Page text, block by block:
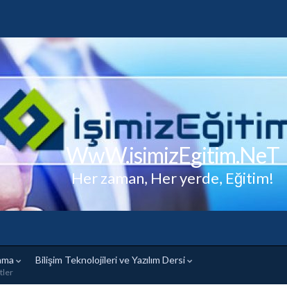
WwW.isimizEgitim.NeT
Her zaman, Her yerde, Eğitim!
Bilişim Teknolojileri ve Yazılım Dersi